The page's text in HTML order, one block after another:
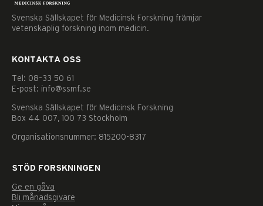
Svenska Sällskapet för Medicinsk Forskning främjar
vetenskaplig forskning inom medicin.
KONTAKTA OSS
Tel: 08–33 50 61
E-post: info@ssmf.se
Svenska Sällskapet för Medicinsk Forskning
Box 44 007, 100 73 Stockholm
Organisationsnummer: 815200-8317
STÖD FORSKNINGEN
Ge en gåva
Bli månadsgivare
Nödvändiga